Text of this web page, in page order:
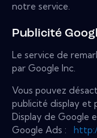
notre service.
Publicité
Le service de
par Google Inc.
Vous pouvez
publicité display et
Display de Google
Google Ads :